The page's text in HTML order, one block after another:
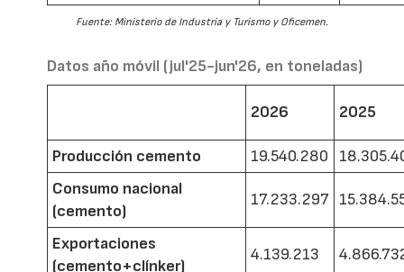
Fuente: Ministerio de Industria y Turismo y Oficemen.
Datos año móvil (jul'25-jun'26, en toneladas)
2026 2025
Producción cemento 19.540.280
Consumo nacional
(cemento)
17.233.297
Exportaciones
(cemento+clínker)
4.139.213